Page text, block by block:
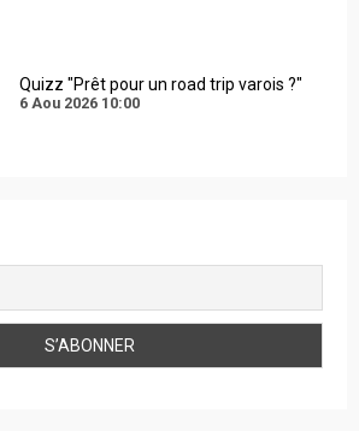
Quizz "Prêt pour un road trip varois ?"
6 Aou 2026 10:00